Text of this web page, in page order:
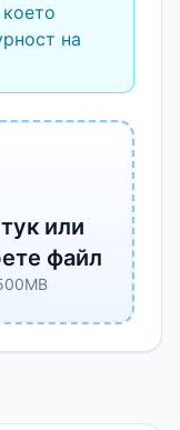
на
или
файл